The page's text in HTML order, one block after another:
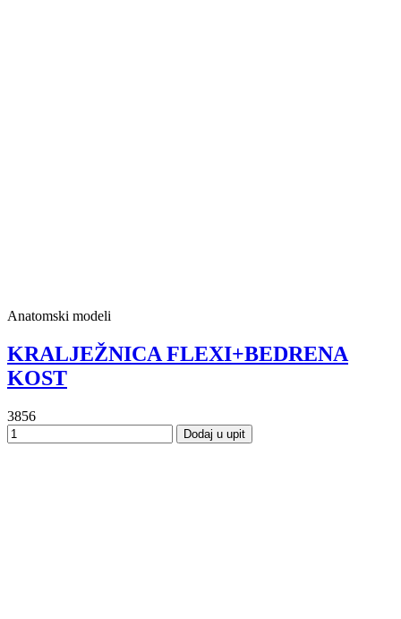
Anatomski modeli
KRALJEŽNICA FLEXI+BEDRENA
KOST
3856
Dodaj u upit